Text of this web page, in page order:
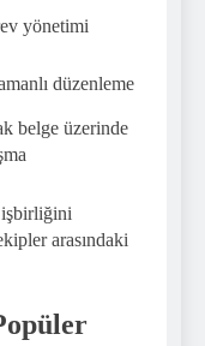
yönetimi
düzenleme
belge üzerinde
işbirliğini
arasındaki